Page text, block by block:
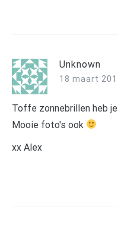
Unknown
18 maart
Toffe zonnebrillen heb
Mooie foto's ook
xx Alex